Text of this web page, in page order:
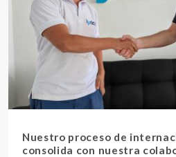
Nuestro proceso de
consolida con nuestra